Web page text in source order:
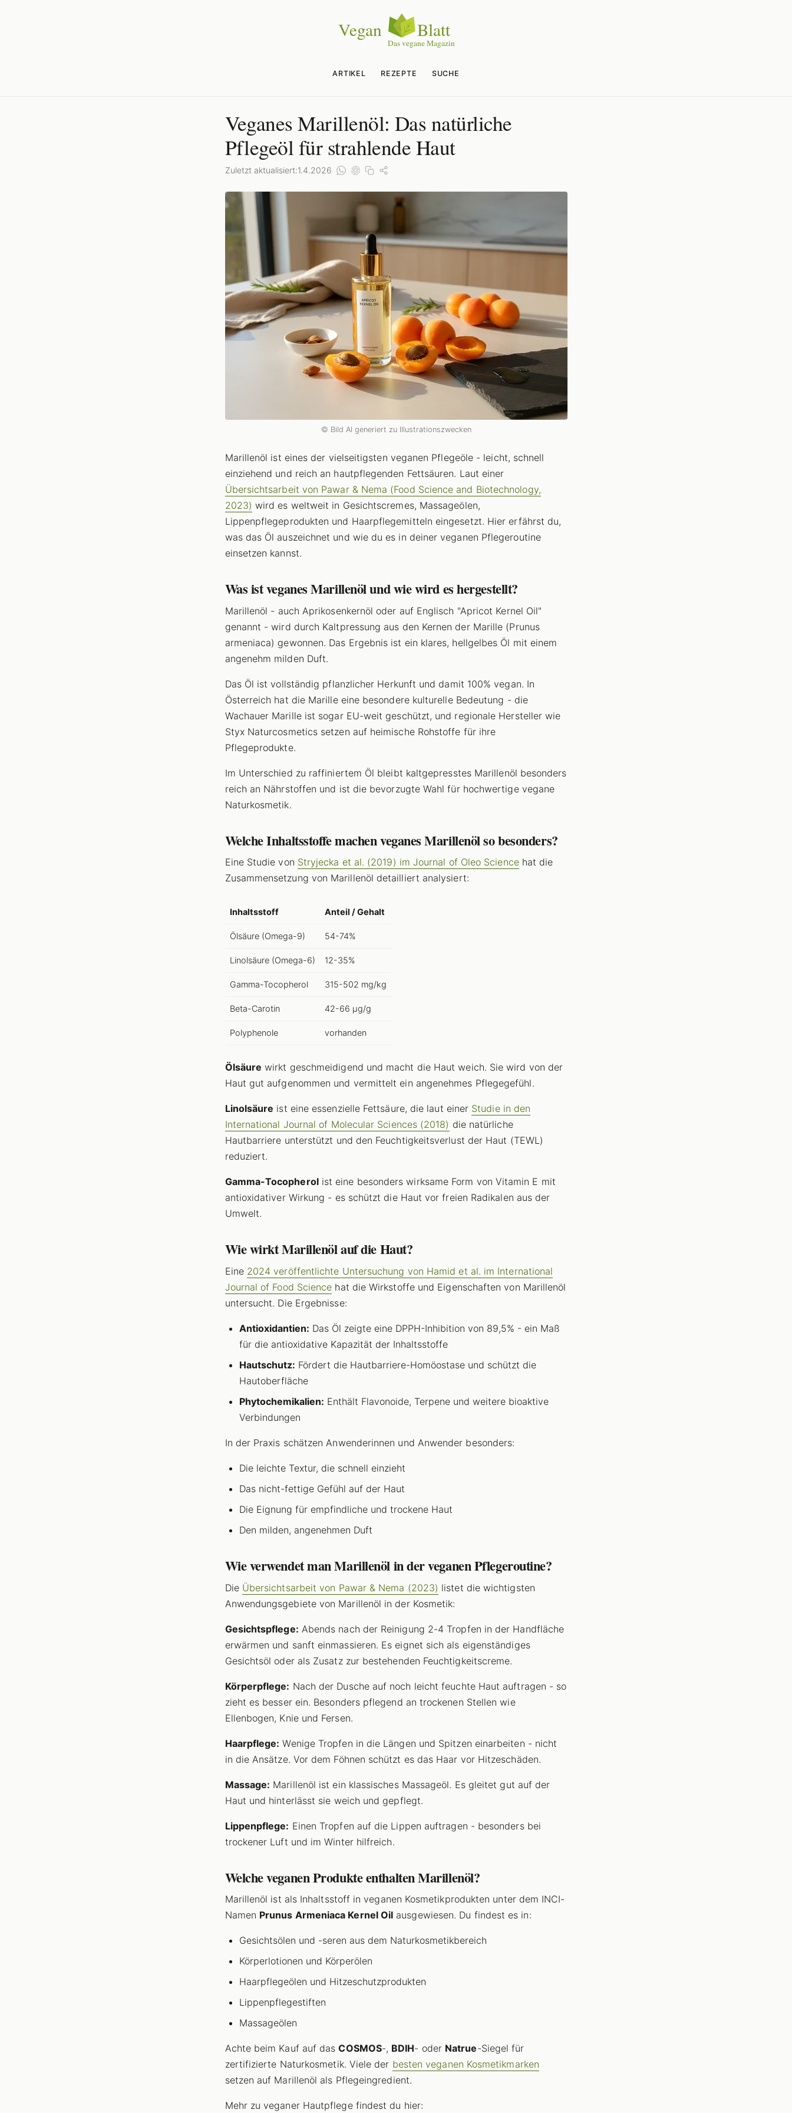
ARTIKEL REZEPTE SUCHE
Veganes Marillenöl: Das natürliche
Pflegeöl für strahlende Haut
Zuletzt aktualisiert:1.4.2026
© Bild AI generiert zu Illustrationszwecken
Marillenöl ist eines der vielseitigsten veganen Pflegeöle - leicht, schnell
einziehend und reich an hautpflegenden Fettsäuren. Laut einer
Übersichtsarbeit von Pawar & Nema (Food Science and Biotechnology,
2023) wird es weltweit in Gesichtscremes, Massageölen,
Lippenpflegeprodukten und Haarpflegemitteln eingesetzt. Hier erfährst du,
was das Öl auszeichnet und wie du es in deiner veganen Pflegeroutine
einsetzen kannst.
Was ist veganes Marillenöl und wie wird es hergestellt?
Marillenöl - auch Aprikosenkernöl oder auf Englisch "Apricot Kernel Oil"
genannt - wird durch Kaltpressung aus den Kernen der Marille (Prunus
armeniaca) gewonnen. Das Ergebnis ist ein klares, hellgelbes Öl mit einem
angenehm milden Duft.
Das Öl ist vollständig pflanzlicher Herkunft und damit 100% vegan. In
Österreich hat die Marille eine besondere kulturelle Bedeutung - die
Wachauer Marille ist sogar EU-weit geschützt, und regionale Hersteller wie
Styx Naturcosmetics setzen auf heimische Rohstoffe für ihre
Pflegeprodukte.
Im Unterschied zu raffiniertem Öl bleibt kaltgepresstes Marillenöl besonders
reich an Nährstoffen und ist die bevorzugte Wahl für hochwertige vegane
Naturkosmetik.
Welche Inhaltsstoffe machen veganes Marillenöl so besonders?
Eine Studie von Stryjecka et al. (2019) im Journal of Oleo Sciencehat die
Zusammensetzung von Marillenöl detailliert analysiert:
Inhaltsstoff Anteil / Gehalt
Ölsäure (Omega-9) 54-74%
Linolsäure (Omega-6) 12-35%
Gamma-Tocopherol 315-502 mg/kg
Beta-Carotin 42-66 µg/g
Polyphenole vorhanden
Ölsäure wirkt geschmeidigend und macht die Haut weich. Sie wird von der
Haut gut aufgenommen und vermittelt ein angenehmes Pflegegefühl.
Linolsäure ist eine essenzielle Fettsäure, die laut einer Studie in den
International Journal of Molecular Sciences (2018) die natürliche
Hautbarriere unterstützt und den Feuchtigkeitsverlust der Haut (TEWL)
reduziert.
Gamma-Tocopherolist eine besonders wirksame Form von Vitamin E mit
antioxidativer Wirkung - es schützt die Haut vor freien Radikalen aus der
Umwelt.
Wie wirkt Marillenöl auf die Haut?
Eine 2024 veröffentlichte Untersuchung von Hamid et al. im International
Journal of Food Science hat die Wirkstoffe und Eigenschaften von Marillenöl
untersucht. Die Ergebnisse:
Antioxidantien: Das Öl zeigte eine DPPH-Inhibition von 89,5% - ein Maß
für die antioxidative Kapazität der Inhaltsstoffe
Hautschutz: Fördert die Hautbarriere-Homöostase und schützt die
Hautoberfläche
Phytochemikalien: Enthält Flavonoide, Terpene und weitere bioaktive
Verbindungen
In der Praxis schätzen Anwenderinnen und Anwender besonders:
Die leichte Textur, die schnell einzieht
Das nicht-fettige Gefühl auf der Haut
Die Eignung für empfindliche und trockene Haut
Den milden, angenehmen Duft
Wie verwendet man Marillenöl in der veganen Pflegeroutine?
Die Übersichtsarbeit von Pawar & Nema (2023) listet die wichtigsten
Anwendungsgebiete von Marillenöl in der Kosmetik:
Gesichtspflege: Abends nach der Reinigung 2-4 Tropfen in der Handfläche
erwärmen und sanft einmassieren. Es eignet sich als eigenständiges
Gesichtsöl oder als Zusatz zur bestehenden Feuchtigkeitscreme.
Körperpflege: Nach der Dusche auf noch leicht feuchte Haut auftragen - so
zieht es besser ein. Besonders pflegend an trockenen Stellen wie
Ellenbogen, Knie und Fersen.
Haarpflege: Wenige Tropfen in die Längen und Spitzen einarbeiten - nicht
in die Ansätze. Vor dem Föhnen schützt es das Haar vor Hitzeschäden.
Massage: Marillenöl ist ein klassisches Massageöl. Es gleitet gut auf der
Haut und hinterlässt sie weich und gepflegt.
Lippenpflege: Einen Tropfen auf die Lippen auftragen - besonders bei
trockener Luft und im Winter hilfreich.
Welche veganen Produkte enthalten Marillenöl?
Marillenöl ist als Inhaltsstoff in veganen Kosmetikprodukten unter dem INCI-
Namen Prunus Armeniaca Kernel Oil ausgewiesen. Du findest es in:
Gesichtsölen und -seren aus dem Naturkosmetikbereich
Körperlotionen und Körperölen
Haarpflegeölen und Hitzeschutzprodukten
Lippenpflegestiften
Massageölen
Achte beim Kauf auf dasCOSMOS-, BDIH- oder Natrue-Siegel für
zertifizierte Naturkosmetik. Viele der besten veganen Kosmetikmarken
setzen auf Marillenöl als Pflegeingredient.
Mehr zu veganer Hautpflege findest du hier: